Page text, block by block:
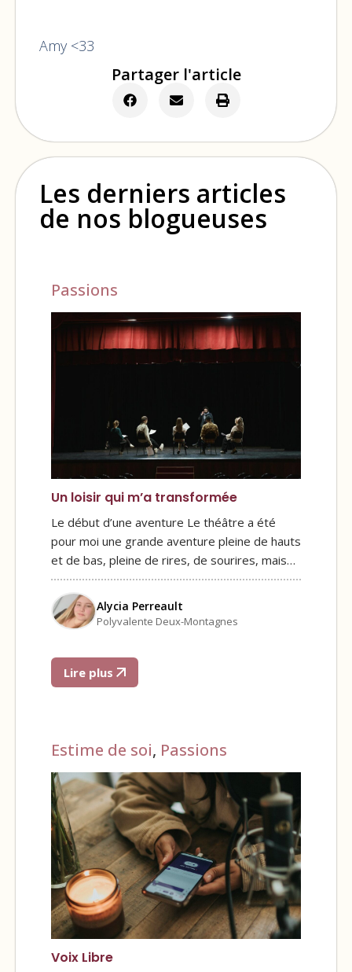
Amy <33
Partager l'article
Les derniers articles
de nos blogueuses
Passions
Un loisir qui m’a transformée
Le début d’une aventure Le théâtre a été
pour moi une grande aventure pleine de hauts
et de bas, pleine de rires, de sourires, mais…
Alycia Perreault
Polyvalente Deux-Montagnes
Lire plus
Estime de soi, Passions
Voix Libre